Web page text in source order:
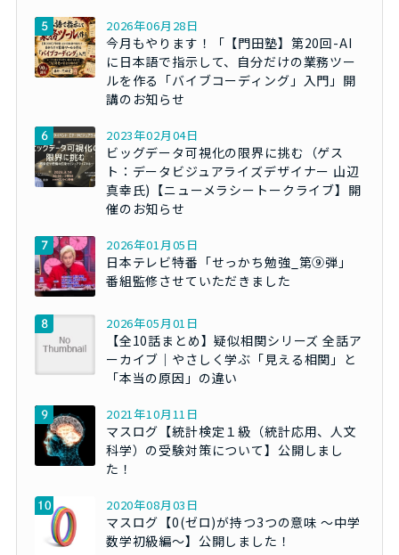
2026年06月28日
今月もやります！「【門田塾】第20回-AI
に日本語で指示して、自分だけの業務ツー
ルを作る「バイブコーディング」入門」開
講のお知らせ
2023年02月04日
ビッグデータ可視化の限界に挑む（ゲス
ト：データビジュアライズデザイナー 山辺
真幸氏)【ニューメラシートークライブ】開
催のお知らせ
2026年01月05日
日本テレビ特番「せっかち勉強_第⑨弾」
番組監修させていただきました
2026年05月01日
【全10話まとめ】疑似相関シリーズ 全話ア
ーカイブ｜やさしく学ぶ「見える相関」と
「本当の原因」の違い
2021年10月11日
マスログ【統計検定１級（統計応用、人文
科学）の受験対策について】公開しまし
た！
2020年08月03日
マスログ【0(ゼロ)が持つ3つの意味 ～中学
数学初級編～】公開しました！